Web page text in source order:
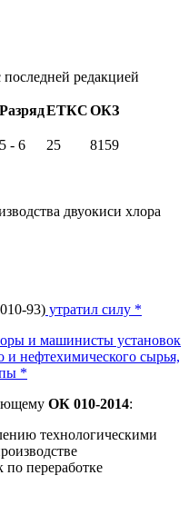
последней редакцией
РазрядЕТКСОКЗ
5 - 6 25 8159
двуокиси хлора
93) утратил силу *
и машинисты установок
и нефтехимического сырья,
*
ОК 010-2014:
технологическими
переработке